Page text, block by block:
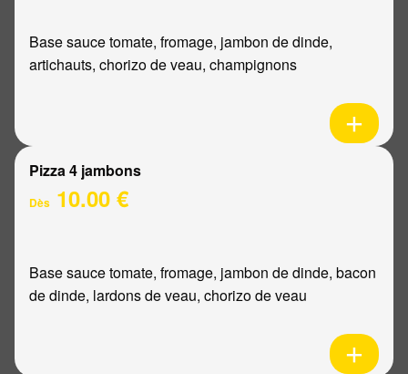
Base sauce tomate, fromage, jambon de dinde,
artichauts, chorizo de veau, champignons
Pizza 4 jambons
Dès 10.00 €
Base sauce tomate, fromage, jambon de dinde, bacon
de dinde, lardons de veau, chorizo de veau